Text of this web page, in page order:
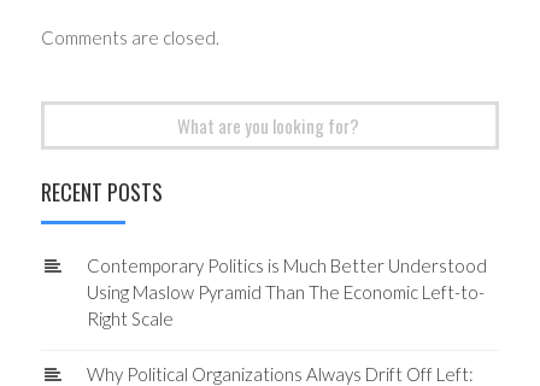
Comments are closed.
RECENT POSTS
Contemporary Politics is Much Better Understood
Using Maslow Pyramid Than The Economic Left-to-
Right Scale
Why Political Organizations Always Drift Off Left: